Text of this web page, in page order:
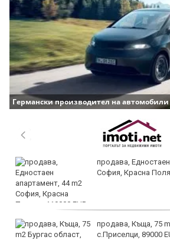
Германски производител на
продава,
София, Красна
продава, Къща, 75
с.Приселци, 89000